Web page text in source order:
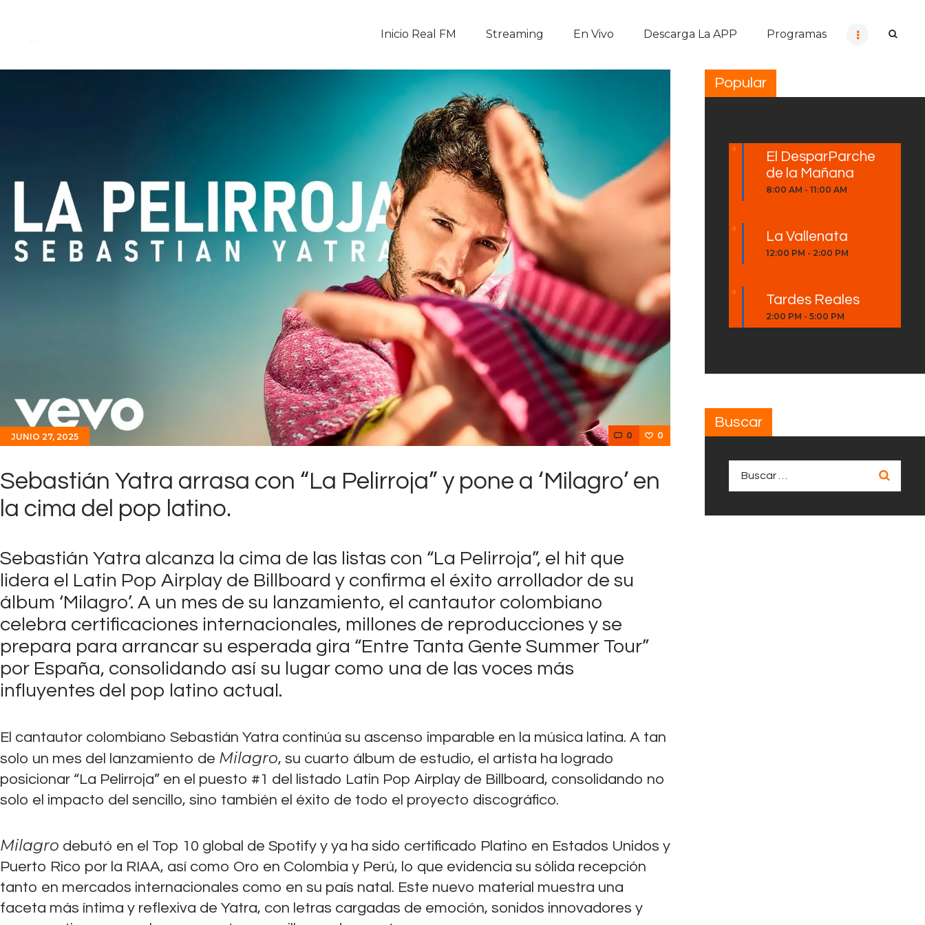
Inicio Real FM Streaming En Vivo Descarga La APP Programas
Descarga La APP
Programas
Noticias
Equipo
Sobre Nosotros
Contactos
JUNIO 27, 2025 0 0
Sebastián Yatra arrasa con “La Pelirroja” y pone a ‘Milagro’ en
la cima del pop latino.
Sebastián Yatra alcanza la cima de las listas con “La Pelirroja”, el hit que
lidera el Latin Pop Airplay de Billboard y confirma el éxito arrollador de su
álbum ‘Milagro’. A un mes de su lanzamiento, el cantautor colombiano
celebra certificaciones internacionales, millones de reproducciones y se
prepara para arrancar su esperada gira “Entre Tanta Gente Summer Tour”
por España, consolidando así su lugar como una de las voces más
influyentes del pop latino actual.
El cantautor colombiano Sebastián Yatra continúa su ascenso imparable en la música latina. A tan
solo un mes del lanzamiento de Milagro, su cuarto álbum de estudio, el artista ha logrado
posicionar “La Pelirroja” en el puesto #1 del listado Latin Pop Airplay de Billboard, consolidando no
solo el impacto del sencillo, sino también el éxito de todo el proyecto discográfico.
Milagro debutó en el Top 10 global de Spotify y ya ha sido certificado Platino en Estados Unidos y
Puerto Rico por la RIAA, así como Oro en Colombia y Perú, lo que evidencia su sólida recepción
tanto en mercados internacionales como en su país natal. Este nuevo material muestra una
faceta más íntima y reflexiva de Yatra, con letras cargadas de emoción, sonidos innovadores y
Popular
El DesparParche
de la Mañana
8:00 AM -11:00 AM
La Vallenata
12:00 PM - 2:00 PM
Tardes Reales
2:00 PM -5:00 PM
Buscar